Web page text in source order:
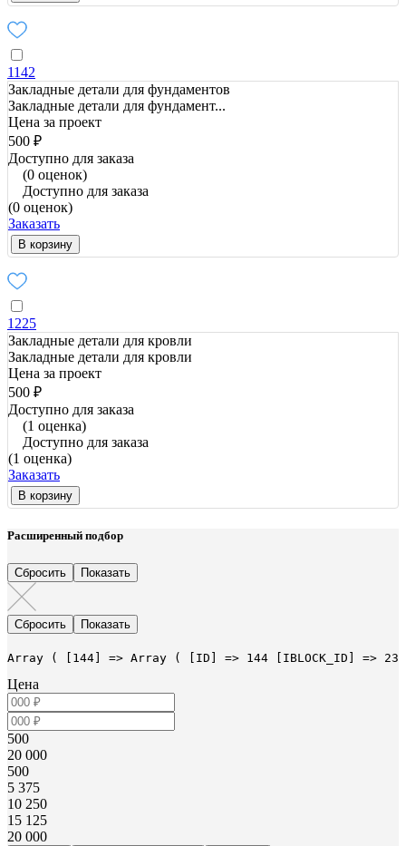
1142
Закладные детали для фундаментов
Закладные детали для фундамент...
Цена за проект
500 ₽
Доступно для заказа
(0 оценок)
Доступно для заказа
(0 оценок)
Заказать
В корзину
1225
Закладные детали для кровли
Закладные детали для кровли
Цена за проект
500 ₽
Доступно для заказа
(1 оценка)
Доступно для заказа
(1 оценка)
Заказать
В корзину
Расширенный подбор
Array ( [144] => Array ( [ID] => 144 [IBLOCK_ID] => 23
Цена
500
20 000
500
5 375
10 250
15 125
20 000